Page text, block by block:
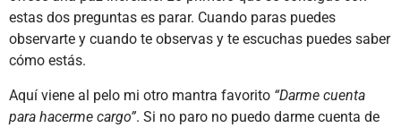
estas dos preguntas es parar. Cuando paras puedes
observarte y cuando te observas y te escuchas puedes saber
cómo estás.
Aquí viene al pelo mi otro mantra favorito “Darme cuenta
para hacerme cargo”. Si no paro no puedo darme cuenta de